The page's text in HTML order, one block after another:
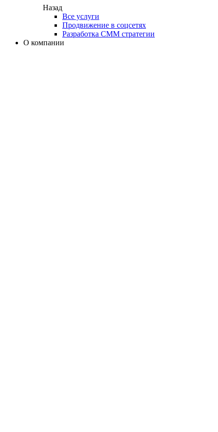
Назад
Все услуги
Продвижение в соцсетях
Разработка СММ стратегии
О компании